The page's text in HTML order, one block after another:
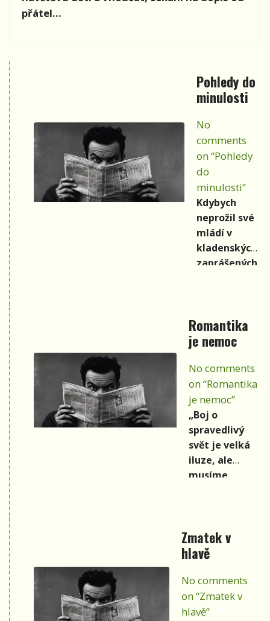
přátel…
Pohledy do
minulosti
No
comments
on “Pohledy
do
minulosti”
Kdybych
neprožil své
mládí v
kladenských
zaprášených
duněly
stroje
haldách se
chvěly akáty
plné
popílku, kde
se na poličce
choulily
potrhané
dobrodružné
nikdy by
nevznikly
nikdy bych
nepoznal,
jak chutná
Romantika
je nemoc
No comments
on “Romantika
je nemoc”
„Boj o
spravedlivý
svět je velká
iluze, ale
musíme
skutečnost!“
Hezký citát.
jakákoli
zmínka o
pravdě,
Zmatek v
hlavě
No comments
on “Zmatek v
hlavě”